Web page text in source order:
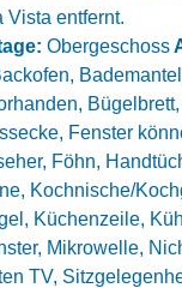
Vista entfernt.
Obergeschoss
Fenster
Föhn,
Kochnische/
Küchenzeile,
Mikrowelle,
TV,